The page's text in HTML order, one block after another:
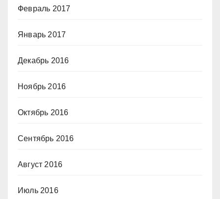
Февраль 2017
Январь 2017
Декабрь 2016
Ноябрь 2016
Октябрь 2016
Сентябрь 2016
Август 2016
Июль 2016